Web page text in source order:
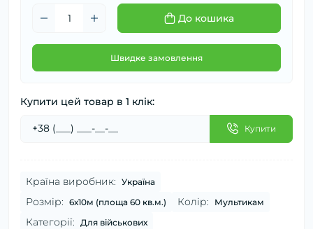
До кошика
Швидке замовлення
Купити цей товар в 1 клік:
Купити
Країна виробник: Україна
Розмір: 6х10м (площа 60 кв.м.) Колір: Мультикам
Категорії: Для військових